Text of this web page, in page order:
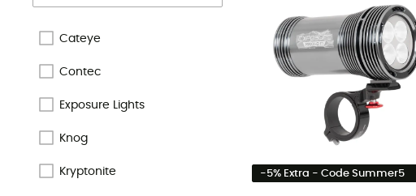
Cateye
Contec
Exposure Lights
Knog
Kryptonite -5% Extra - Code Summer5